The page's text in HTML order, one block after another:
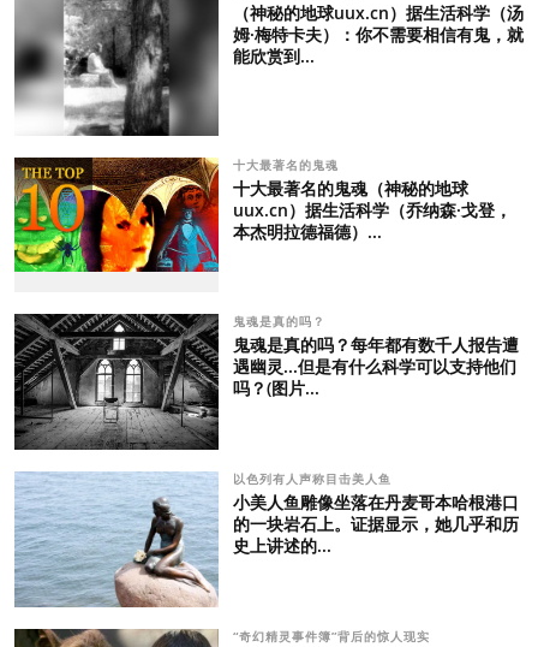
（神秘的地球uux.cn）据生活科学（汤
姆·梅特卡夫）：你不需要相信有鬼，就
能欣赏到...
十大最著名的鬼魂
十大最著名的鬼魂（神秘的地球
uux.cn）据生活科学（乔纳森·戈登，
本杰明拉德福德）...
鬼魂是真的吗？
鬼魂是真的吗？每年都有数千人报告遭
遇幽灵...但是有什么科学可以支持他们
吗？(图片...
以色列有人声称目击美人鱼
小美人鱼雕像坐落在丹麦哥本哈根港口
的一块岩石上。证据显示，她几乎和历
史上讲述的...
“奇幻精灵事件簿”背后的惊人现实